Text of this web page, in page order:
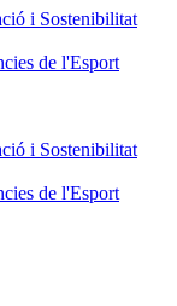
i Sostenibilitat
de l'Esport
i Sostenibilitat
de l'Esport